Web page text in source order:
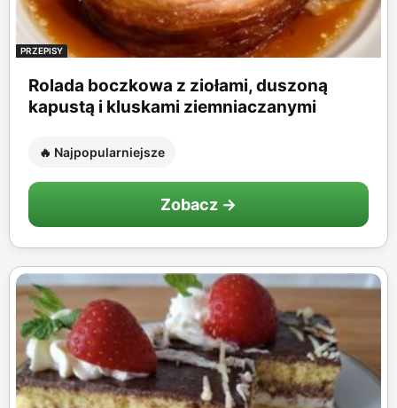
PRZEPISY
Rolada boczkowa z ziołami, duszoną
kapustą i kluskami ziemniaczanymi
🔥 Najpopularniejsze
Zobacz →